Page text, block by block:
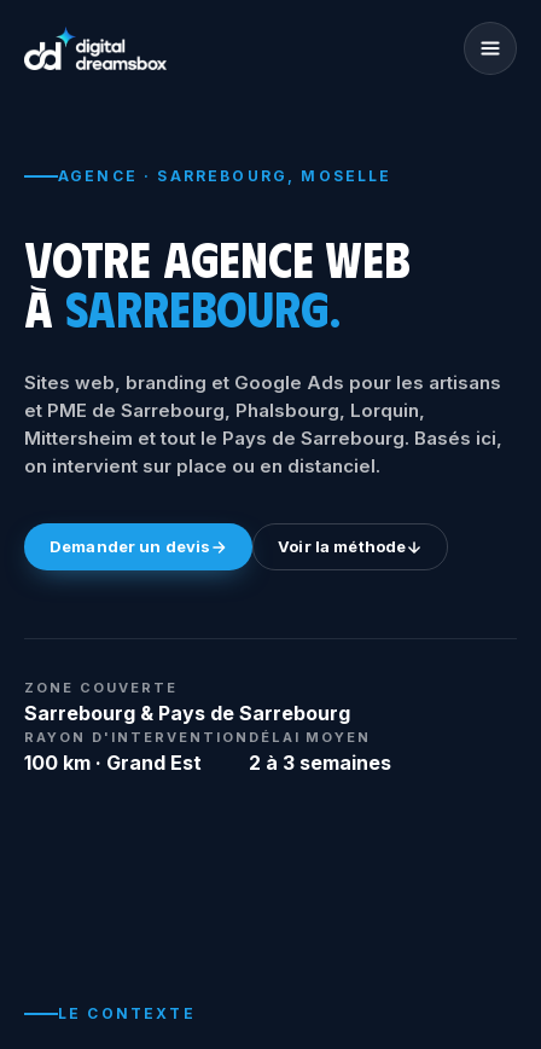
AGENCE · SARREBOURG, MOSELLE
VOTRE AGENCE WEB
À SARREBOURG.
Sites web, branding et Google Ads pour les artisans
et PME de Sarrebourg, Phalsbourg, Lorquin,
Mittersheim et tout le Pays de Sarrebourg. Basés ici,
on intervient sur place ou en distanciel.
Demander un devis Voir la méthode
ZONE COUVERTE
Sarrebourg & Pays de Sarrebourg
RAYON D'INTERVENTION
100 km · Grand Est
DÉLAI MOYEN
2 à 3 semaines
LE CONTEXTE